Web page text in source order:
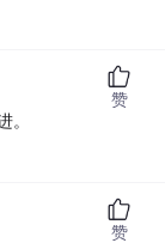
。
赞
赞